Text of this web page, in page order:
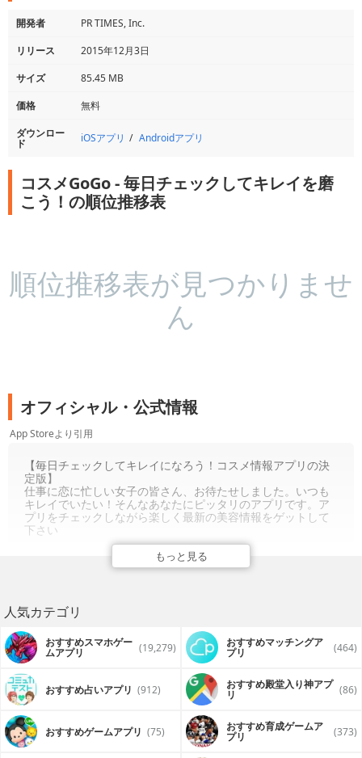
開発者
PR TIMES, Inc.
リリース
2015年12月3日
サイズ
85.45 MB
価格
無料
ダウンロー
ド iOSアプリ Androidアプリ
コスメGoGo - 毎日チェックしてキレイを磨
こう！の順位推移表
順位推移表が見つかりませ
ん
オフィシャル・公式情報
App Storeより引用
もっと見る
【毎日チェックしてキレイになろう！コスメ情報アプリの決
定版】
仕事に恋に忙しい女子の皆さん、お待たせしました。いつも
キレイでいたい！そんなあなたにピッタリのアプリです。ア
プリをチェックしながら楽しく最新の美容情報をゲットして
下さい
①メイク、スキンケア、インナーケアまで幅広い情報を網羅
のネイルデザインから美容食、インナーケアまで。美しさに
磨きをかけるために必要な情報を網羅してアプリユーザーの
皆さまにお届けします。
②毎日コンスタントに更新
いつ見ても新鮮で嬉しい！24時間365日、美容に関するニュ
ースやツイートを集めてお届けします。キーワード検索など
自分から情報を探しに行かなくても、欲しい情報がどんどん
流れてきます。
③シンプルな使いやすさ
片手親指だけで完結するやさしいアプリ操作。
人気カテゴリ
おすすめスマホゲー
ムアプリ (19,279) おすすめマッチングア
プリ (464)
おすすめ占いアプリ (912) おすすめ殿堂入り神アプ
リ (86)
おすすめゲームアプリ (75) おすすめ育成ゲームア
プリ (373)